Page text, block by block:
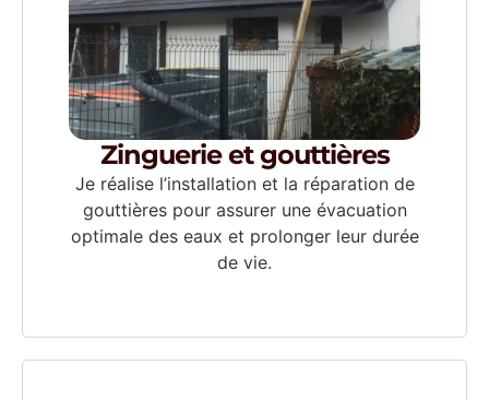
Zinguerie et gouttières
Je réalise l’installation et la réparation de
gouttières pour assurer une évacuation
optimale des eaux et prolonger leur durée
de vie.